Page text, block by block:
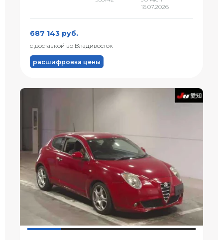
16.07.2026
687 143 руб.
с доставкой во Владивосток
расшифровка цены